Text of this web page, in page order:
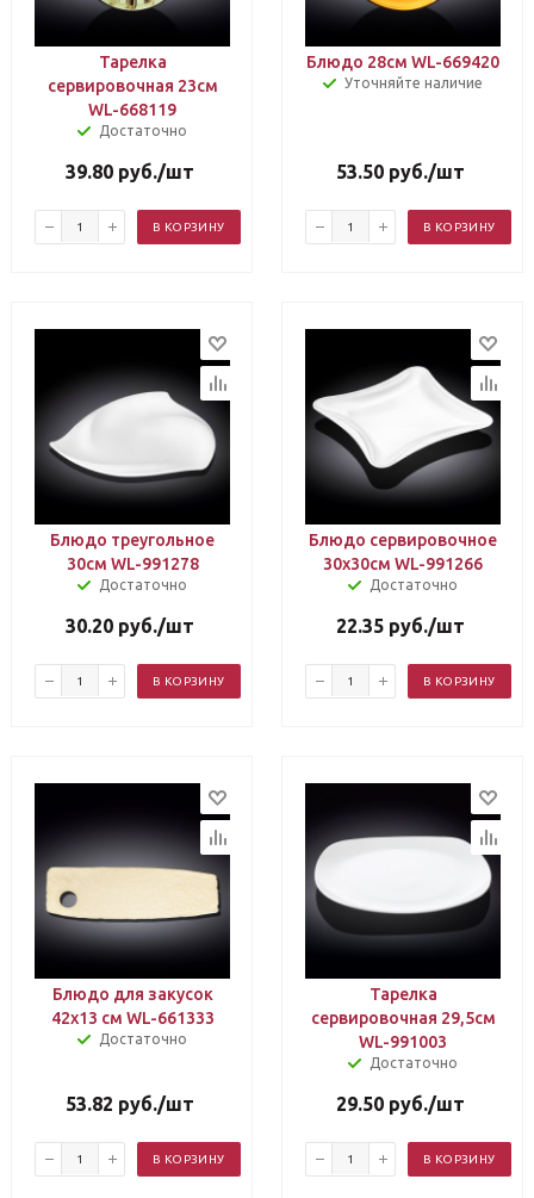
Тарелка
сервировочная 23см
WL-668119
Достаточно
39.80 руб./шт
В КОРЗИНУ
Блюдо 28см WL-669420
Уточняйте наличие
53.50 руб./шт
В КОРЗИНУ
Блюдо треугольное
30см WL-991278
Достаточно
30.20 руб./шт
В КОРЗИНУ
Блюдо сервировочное
30х30см WL-991266
Достаточно
22.35 руб./шт
В КОРЗИНУ
Блюдо для закусок
42х13 см WL-661333
Достаточно
53.82 руб./шт
В КОРЗИНУ
Тарелка
сервировочная 29,5см
WL-991003
Достаточно
29.50 руб./шт
В КОРЗИНУ